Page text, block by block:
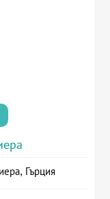
Гърция